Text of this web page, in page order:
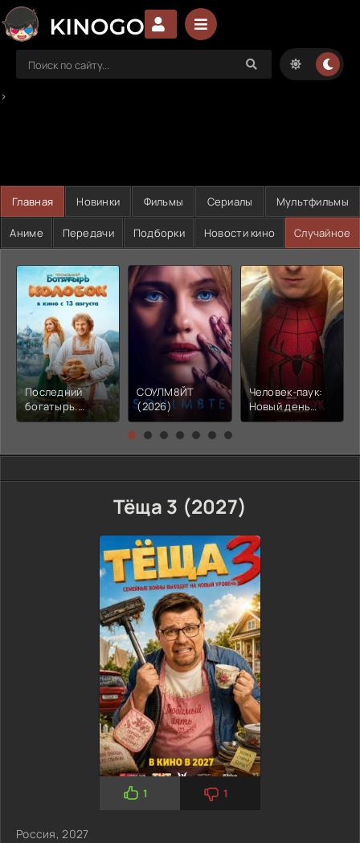
>
Главная Новинки Фильмы Сериалы Мультфильмы
Аниме Передачи Подборки Новости кино Случайное
Последний
богатырь.
Колобок (2026)
СОУЛМ8ЙТ
(2026)
Человек-паук:
Новый день
(2026)
Тёща 3 (2027)
1 1
Россия, 2027